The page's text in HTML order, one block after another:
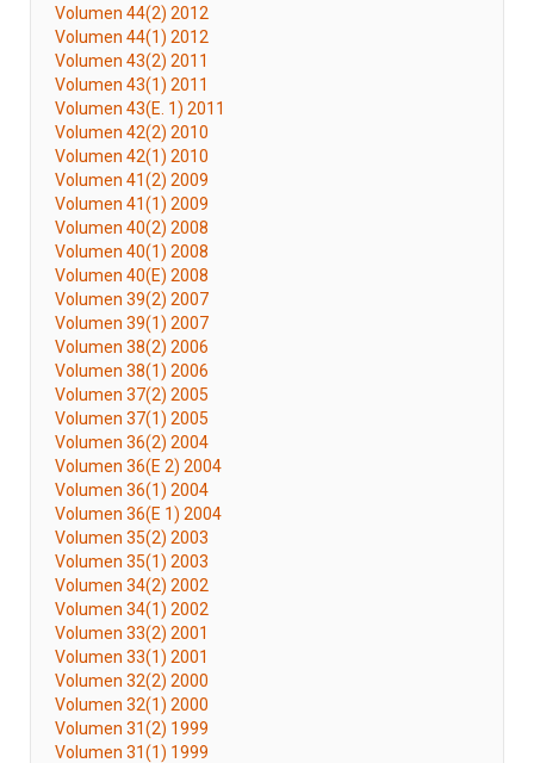
Volumen 44(2) 2012
Volumen 44(1) 2012
Volumen 43(2) 2011
Volumen 43(1) 2011
Volumen 43(E. 1) 2011
Volumen 42(2) 2010
Volumen 42(1) 2010
Volumen 41(2) 2009
Volumen 41(1) 2009
Volumen 40(2) 2008
Volumen 40(1) 2008
Volumen 40(E) 2008
Volumen 39(2) 2007
Volumen 39(1) 2007
Volumen 38(2) 2006
Volumen 38(1) 2006
Volumen 37(2) 2005
Volumen 37(1) 2005
Volumen 36(2) 2004
Volumen 36(E 2) 2004
Volumen 36(1) 2004
Volumen 36(E 1) 2004
Volumen 35(2) 2003
Volumen 35(1) 2003
Volumen 34(2) 2002
Volumen 34(1) 2002
Volumen 33(2) 2001
Volumen 33(1) 2001
Volumen 32(2) 2000
Volumen 32(1) 2000
Volumen 31(2) 1999
Volumen 31(1) 1999